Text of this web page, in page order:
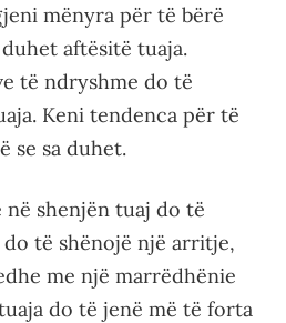
mënyra për të bërë
aftësitë tuaja.
të ndryshme do të
Keni tendenca për të
se sa duhet.
shenjën tuaj do të
të shënojë një arritje,
me një marrëdhënie
do të jenë më të forta